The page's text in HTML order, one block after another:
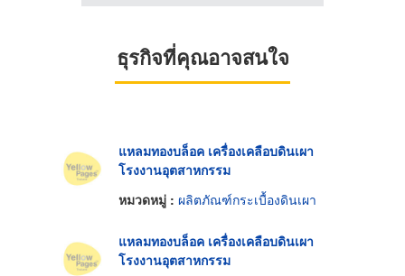
ธุรกิจที่คุณอาจสนใจ
แหลมทองบล็อค เครื่องเคลือบดินเผา
โรงงานอุตสาหกรรม
หมวดหมู่ : ผลิตภัณฑ์กระเบื้องดินเผา
แหลมทองบล็อค เครื่องเคลือบดินเผา
โรงงานอุตสาหกรรม